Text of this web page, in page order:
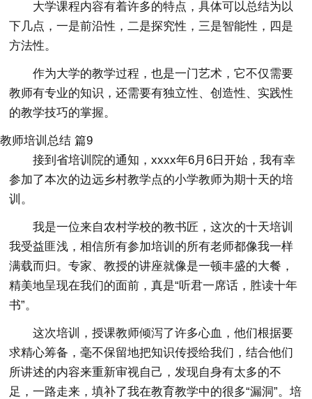
大学课程内容有着许多的特点，具体可以总结为以
下几点，一是前沿性，二是探究性，三是智能性，四是
方法性。
作为大学的教学过程，也是一门艺术，它不仅需要
教师有专业的知识，还需要有独立性、创造性、实践性
的教学技巧的掌握。
教师培训总结 篇9
接到省培训院的通知，xxxx年6月6日开始，我有幸
参加了本次的边远乡村教学点的小学教师为期十天的培
训。
我是一位来自农村学校的教书匠，这次的十天培训
我受益匪浅，相信所有参加培训的所有老师都像我一样
满载而归。专家、教授的讲座就像是一顿丰盛的大餐，
精美地呈现在我们的面前，真是“听君一席话，胜读十年
书”。
这次培训，授课教师倾泻了许多心血，他们根据要
求精心筹备，毫不保留地把知识传授给我们，结合他们
所讲述的内容来重新审视自己，发现自身有太多的不
足，一路走来，填补了我在教育教学中的很多“漏洞”。培